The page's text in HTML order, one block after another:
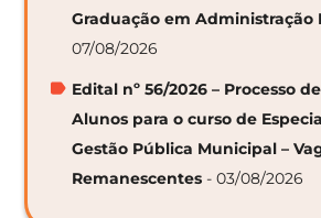
Graduação em Administração
07/08/2026
Edital nº 56/2026 – Processo
Alunos para o curso de
Gestão Pública Municipal –
Remanescentes - 03/08/2026